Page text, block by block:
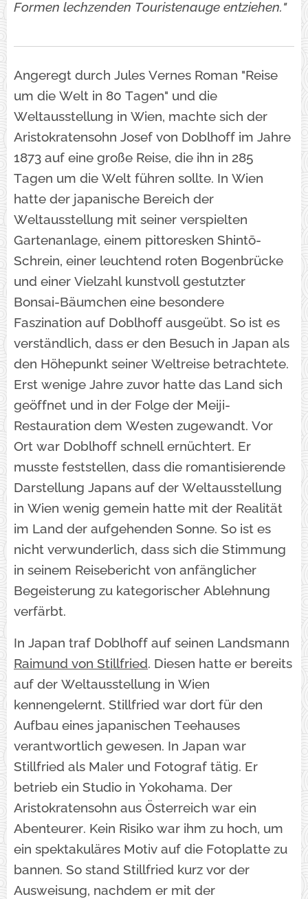
Formen lechzenden Touristenauge entziehen."
Angeregt durch Jules Vernes Roman "Reise
um die Welt in 80 Tagen" und die
Weltausstellung in Wien, machte sich der
Aristokratensohn Josef von Doblhoff im Jahre
1873 auf eine große Reise, die ihn in 285
Tagen um die Welt führen sollte. In Wien
hatte der japanische Bereich der
Weltausstellung mit seiner verspielten
Gartenanlage, einem pittoresken Shintō-
Schrein, einer leuchtend roten Bogenbrücke
und einer Vielzahl kunstvoll gestutzter
Bonsai-Bäumchen eine besondere
Faszination auf Doblhoff ausgeübt. So ist es
verständlich, dass er den Besuch in Japan als
den Höhepunkt seiner Weltreise betrachtete.
Erst wenige Jahre zuvor hatte das Land sich
geöffnet und in der Folge der Meiji-
Restauration dem Westen zugewandt. Vor
Ort war Doblhoff schnell ernüchtert. Er
musste feststellen, dass die romantisierende
Darstellung Japans auf der Weltausstellung
in Wien wenig gemein hatte mit der Realität
im Land der aufgehenden Sonne. So ist es
nicht verwunderlich, dass sich die Stimmung
in seinem Reisebericht von anfänglicher
Begeisterung zu kategorischer Ablehnung
verfärbt.
In Japan traf Doblhoff auf seinen Landsmann
Raimund von Stillfried. Diesen hatte er bereits
auf der Weltausstellung in Wien
kennengelernt. Stillfried war dort für den
Aufbau eines japanischen Teehauses
verantwortlich gewesen. In Japan war
Stillfried als Maler und Fotograf tätig. Er
betrieb ein Studio in Yokohama. Der
Aristokratensohn aus Österreich war ein
Abenteurer. Kein Risiko war ihm zu hoch, um
ein spektakuläres Motiv auf die Fotoplatte zu
bannen. So stand Stillfried kurz vor der
Ausweisung, nachdem er mit der